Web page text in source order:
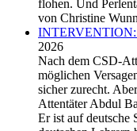
flohen. Und
von Christine
INTERVENTION:
2026
Nach dem CSD-
möglichen
sicher zurecht.
Attentäter Abdul
Er ist auf deutsche